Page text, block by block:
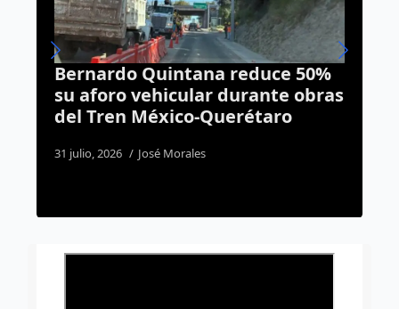
Bernardo Quintana reduce 50%
su aforo vehicular durante obras
del Tren México-Querétaro
31 julio, 2026 José Morales